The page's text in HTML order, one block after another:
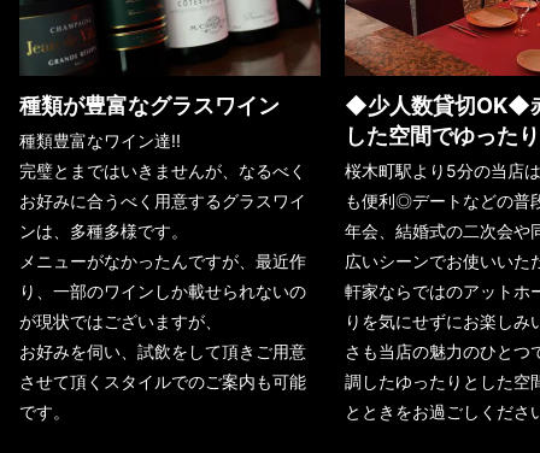
種類が豊富なグラスワイン
種類豊富なワイン達!!
完璧とまではいきませんが、なるべく
お好みに合うべく用意するグラスワイ
ンは、多種多様です。
メニューがなかったんですが、最近作
り、一部のワインしか載せられないの
が現状ではございますが、
お好みを伺い、試飲をして頂きご用意
させて頂くスタイルでのご案内も可能
です。
◆少人数貸切OK◆
した空間でゆった
桜木町駅より5分の当店
も便利◎デートなどの普
年会、結婚式の二次会や
広いシーンでお使いいた
軒家ならではのアットホ
りを気にせずにお楽しみ
さも当店の魅力のひとつ
調したゆったりとした空
とときをお過ごしくださ